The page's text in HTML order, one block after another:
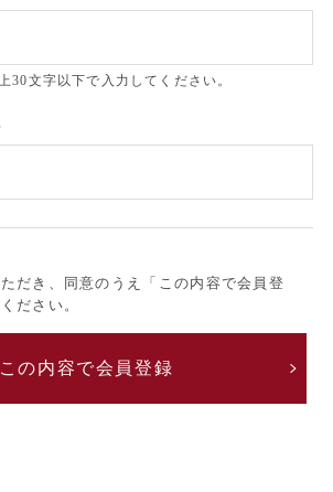
30文字以下で入力してください。
だき、同意のうえ「この内容で会員登
ださい。